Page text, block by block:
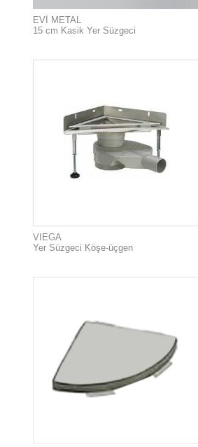
EVİ METAL
15 cm Kasik Yer Süzgeci
VIEGA
Yer Süzgeci Köşe-üçgen